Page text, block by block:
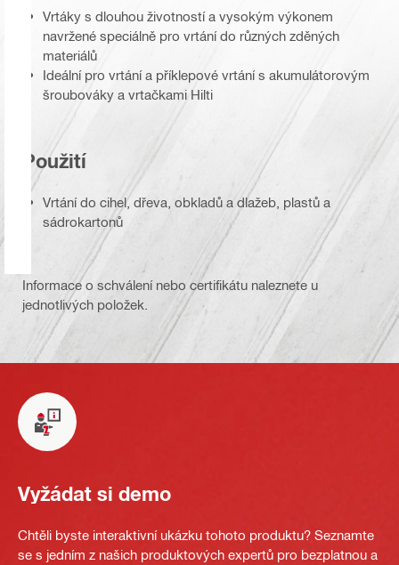
Vrtáky s dlouhou životností a vysokým výkonem
navržené speciálně pro vrtání do různých zděných
materiálů
Ideální pro vrtání a příklepové vrtání s akumulátorovým
šroubováky a vrtačkami Hilti
Použití
Vrtání do cihel, dřeva, obkladů a dlažeb, plastů a
sádrokartonů
Informace o schválení nebo certifikátu naleznete u
jednotlivých položek.
Vyžádat si demo
Chtěli byste interaktivní ukázku tohoto produktu? Seznamte
se s jedním z našich produktových expertů pro bezplatnou a